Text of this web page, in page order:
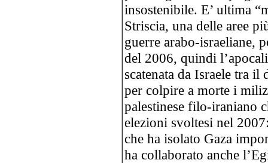
insostenibile. E’ ultima
Striscia, una delle aree
guerre arabo-israeliane,
del 2006, quindi
scatenata da Israele tra
per colpire a morte i
palestinese filo-iraniano
elezioni svoltesi nel
che ha isolato Gaza
ha collaborato anche